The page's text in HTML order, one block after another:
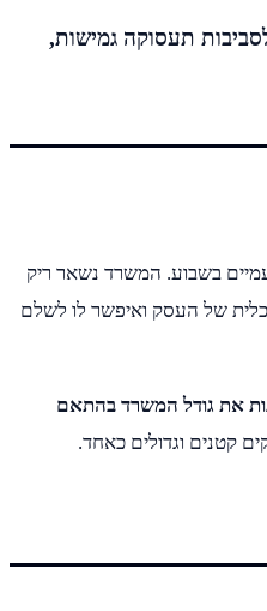
תעסוקה גמישות,
בשבוע. המשרד נשאר ריק
של העסק ואיפשר לו לשלם
את גודל המשרד בהתאם
קטנים וגדולים כאחד.